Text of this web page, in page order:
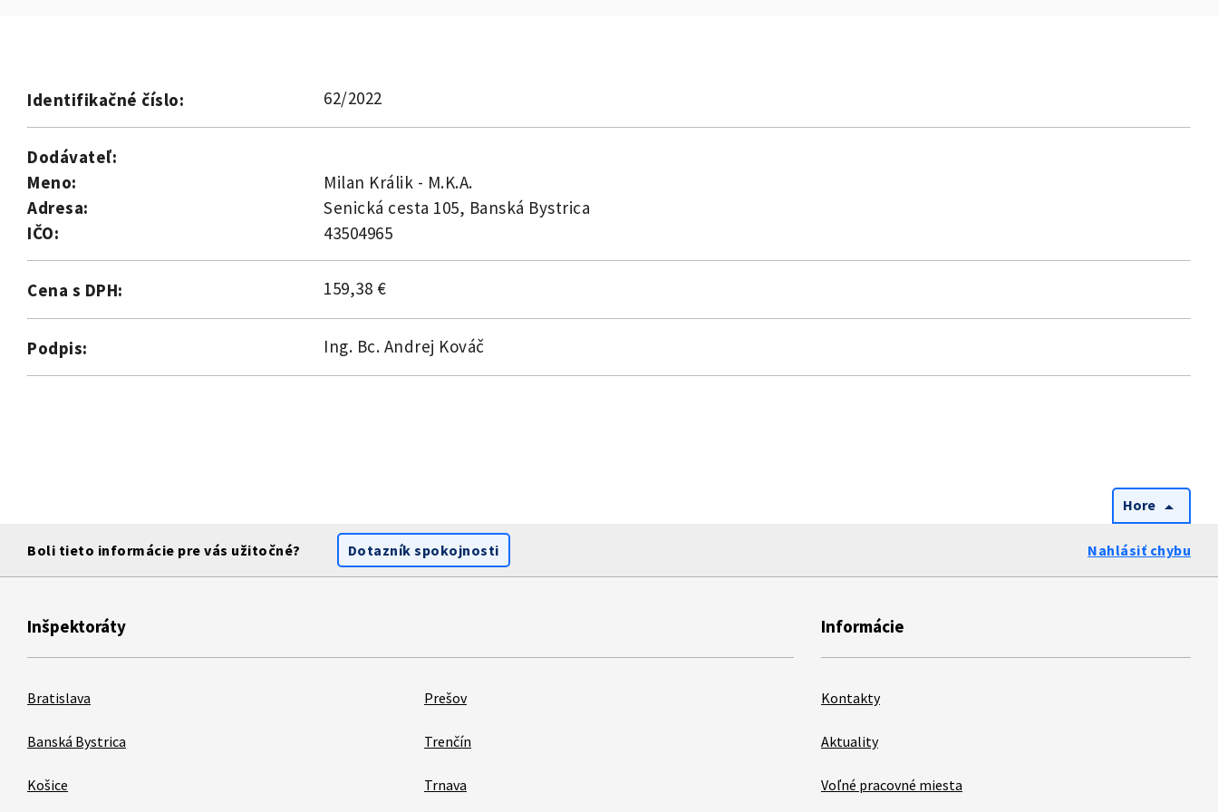
Identifikačné číslo: 62/2022
Dodávateľ:
Meno:
Milan Králik - M.K.A.
Adresa:
Senická cesta 105, Banská Bystrica
IČO:
43504965
Cena s DPH: 159,38 €
Podpis: Ing. Bc. Andrej Kováč
Hore arrow_drop_up
Boli tieto informácie pre vás užitočné? Dotazník spokojnosti Nahlásiť chybu
Inšpektoráty
Bratislava
Banská Bystrica
Košice
Prešov
Trenčín
Trnava
Informácie
Kontakty
Aktuality
Voľné pracovné miesta